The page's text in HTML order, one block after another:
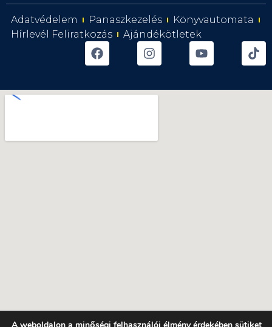
Adatvédelem Panaszkezelés
Könyvautomata
Hírlevél Feliratkozás
Ajándékötletek